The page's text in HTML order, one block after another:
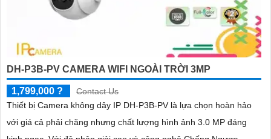
DH-P3B-PV CAMERA WIFI NGOÀI TRỜI 3MP
1,799,000 ?
Contact Us
Thiết bị Camera không dây IP DH-P3B-PV là lựa chọn hoàn hảo
với giá cả phải chăng nhưng chất lượng hình ảnh 3.0 MP đáng